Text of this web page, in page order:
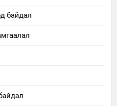
байдал
БАЙДАЛ
хариуцагчийн
хүн, мал, амьтны